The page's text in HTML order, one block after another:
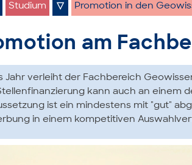
Studium ▽ Promotion in den
am
Jahr verleiht der Fachbereich
kann auch an einem
ist ein mindestens mit "gut"
in einem kompetitiven